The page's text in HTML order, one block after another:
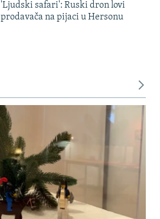
'Ljudski safari': Ruski dron lovi
prodavača na pijaci u Hersonu